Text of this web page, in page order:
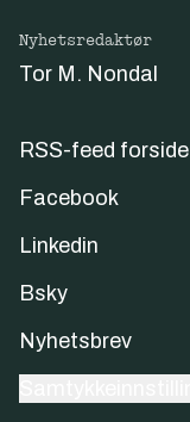
Nyhetsredaktør
Tor M. Nondal
RSS-feed forside
Facebook
Linkedin
Bsky
Nyhetsbrev